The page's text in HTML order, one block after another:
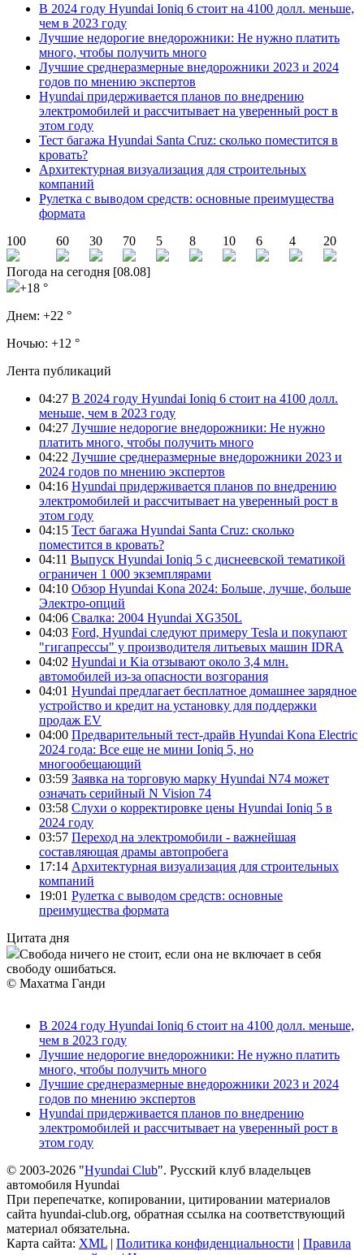
В 2024 году Hyundai Ioniq 6 стоит на 4100 долл. меньше,
чем в 2023 году
Лучшие недорогие внедорожники: Не нужно платить
много, чтобы получить много
Лучшие среднеразмерные внедорожники 2023 и 2024
годов по мнению экспертов
Hyundai придерживается планов по внедрению
электромобилей и рассчитывает на уверенный рост в
этом году
Тест багажа Hyundai Santa Cruz: сколько поместится в
кровать?
Архитектурная визуализация для строительных
компаний
Рулетка с выводом средств: основные преимущества
формата
100
60 30 70 5 8 10 6 4 20
Погода на сегодня [08.08]
+18 °
Днем: +22 °
Ночью: +12 °
Лента публикаций
04:27 В 2024 году Hyundai Ioniq 6 стоит на 4100 долл.
меньше, чем в 2023 году
04:27 Лучшие недорогие внедорожники: Не нужно
платить много, чтобы получить много
04:22 Лучшие среднеразмерные внедорожники 2023 и
2024 годов по мнению экспертов
04:16 Hyundai придерживается планов по внедрению
электромобилей и рассчитывает на уверенный рост в
этом году
04:15 Тест багажа Hyundai Santa Cruz: сколько
поместится в кровать?
04:11 Выпуск Hyundai Ioniq 5 с диснеевской тематикой
ограничен 1 000 экземплярами
04:10 Обзор Hyundai Kona 2024: Больше, лучше, больше
Электро-опций
04:06 Свалка: 2004 Hyundai XG350L
04:03 Ford, Hyundai следуют примеру Tesla и покупают
"гигапрессы" у производителя литьевых машин IDRA
04:02 Hyundai и Kia отзывают около 3,4 млн.
автомобилей из-за опасности возгорания
04:01 Hyundai предлагает бесплатное домашнее зарядное
устройство и кредит на установку для поддержки
продаж EV
04:00 Предварительный тест-драйв Hyundai Kona Electric
2024 года: Все еще не мини Ioniq 5, но
многообещающий
03:59 Заявка на торговую марку Hyundai N74 может
означать серийный N Vision 74
03:58 Слухи о корректировке цены Hyundai Ioniq 5 в
2024 году
03:57 Переход на электромобили - важнейшая
составляющая драмы автопробега
17:14 Архитектурная визуализация для строительных
компаний
19:01 Рулетка с выводом средств: основные
преимущества формата
Цитата дня
Свобода ничего не стоит, если она не включает в себя
свободу ошибаться.
© Махатма Ганди
В 2024 году Hyundai Ioniq 6 стоит на 4100 долл. меньше,
чем в 2023 году
Лучшие недорогие внедорожники: Не нужно платить
много, чтобы получить много
Лучшие среднеразмерные внедорожники 2023 и 2024
годов по мнению экспертов
Hyundai придерживается планов по внедрению
электромобилей и рассчитывает на уверенный рост в
этом году
© 2003-2026 "Hyundai Club". Русский клуб владельцев
автомобиля Hyundai
При перепечатке, копировании, цитировании материалов
сайта hyundai-club.org, обратная ссылка на соответствующий
материал обязательна.
Карта сайта: XML | Политика конфиденциальности | Правила